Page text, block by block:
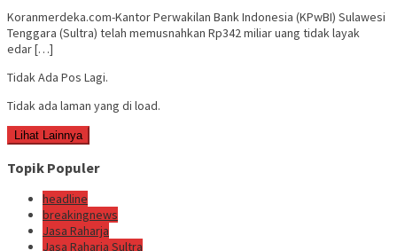
Koranmerdeka.com-Kantor Perwakilan Bank Indonesia (KPwBI) Sulawesi
Tenggara (Sultra) telah memusnahkan Rp342 miliar uang tidak layak
edar […]
Tidak Ada Pos Lagi.
Tidak ada laman yang di load.
Lihat Lainnya
Topik Populer
headline
breakingnews
Jasa Raharja
Jasa Raharja Sultra